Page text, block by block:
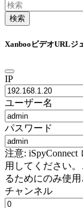
検索
XanbooビデオURLジ
IP
ユーザー名
パスワード
注意:
用してください
るためにのみ使
チャンネル